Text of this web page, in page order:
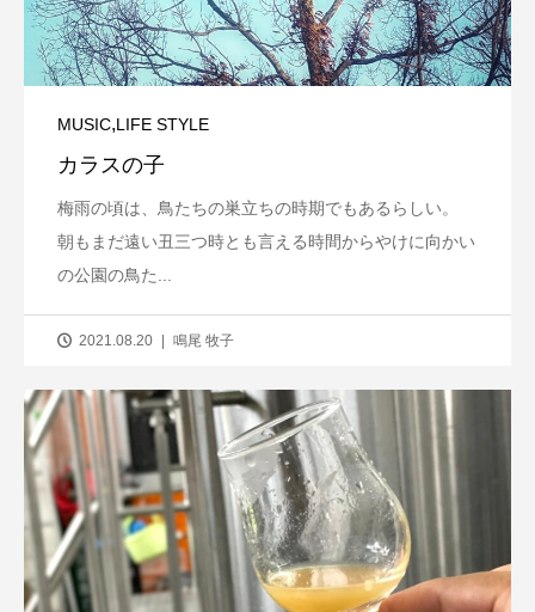
MUSIC,LIFE STYLE
カラスの子
梅雨の頃は、鳥たちの巣立ちの時期でもあるらしい。
朝もまだ遠い丑三つ時とも言える時間からやけに向かい
の公園の鳥た...
2021.08.20 鳴尾 牧子